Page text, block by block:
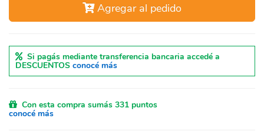
Agregar al pedido
Si pagás mediante transferencia bancaria accedé a
DESCUENTOS conocé más
Con esta compra sumás 331 puntos
conocé más